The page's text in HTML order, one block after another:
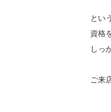
とい
資格
しっ
ご来